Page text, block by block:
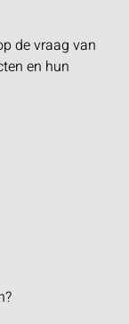
de vraag van
en hun